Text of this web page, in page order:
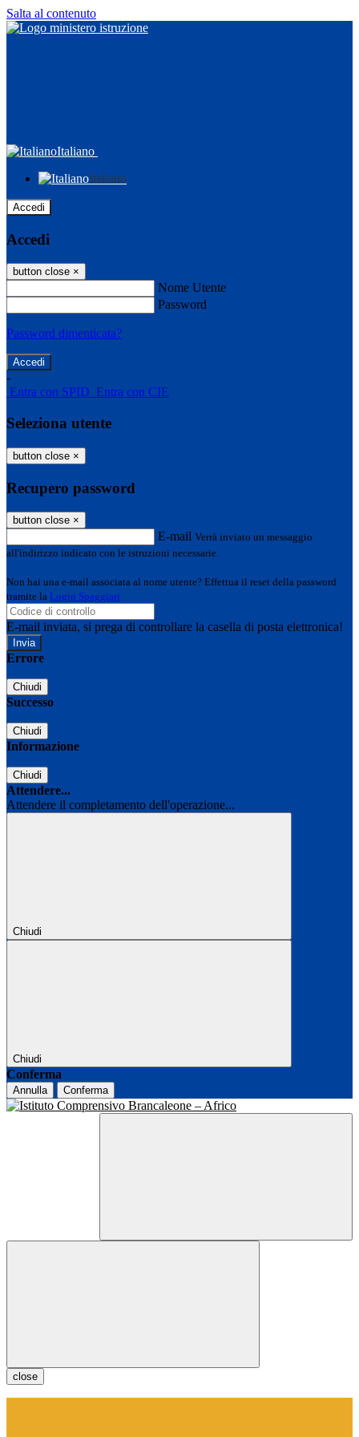
Salta al contenuto
Italiano
Italiano
Accedi
Accedi
button close ×
Nome Utente
Password
Password dimenticata?
-
Entra con SPID Entra con CIE
Seleziona utente
button close ×
Recupero password
button close ×
E-mail Verrà inviato un messaggio
all'indirizzo indicato con le istruzioni necessarie.
Non hai una e-mail associata al nome utente? Effettua il reset della password
tramite la Login Spaggiari
E-mail inviata, si prega di controllare la casella di posta elettronica!
Errore
Chiudi
Successo
Chiudi
Informazione
Chiudi
Attendere...
Attendere il completamento dell'operazione...
Chiudi
Chiudi
Conferma
Annulla Conferma
close